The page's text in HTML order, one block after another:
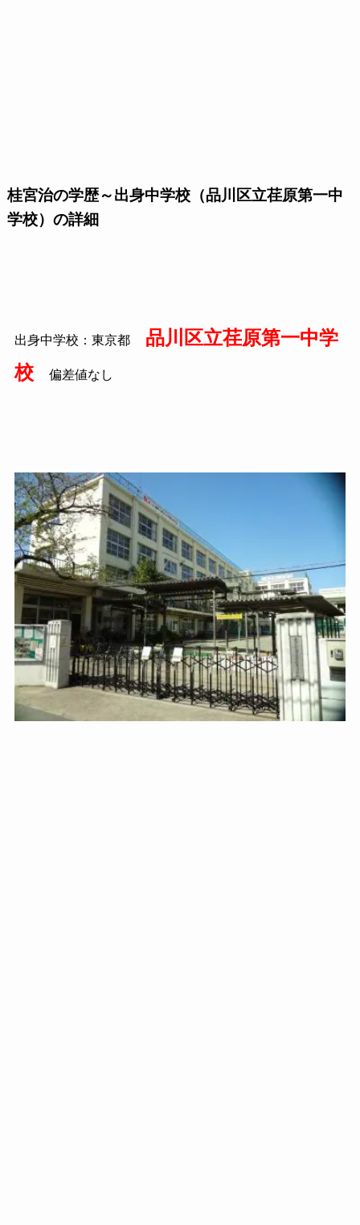
桂宮治の学歴～出身中学校（品川区立荏原第一中
学校）の詳細
出身中学校：東京都
品川区立荏原第一中学
校
偏差値なし